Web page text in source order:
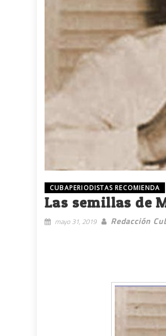
CUBAPERIODISTAS RECOMIENDA
Las semillas de
mayo 31, 2019 Redacción